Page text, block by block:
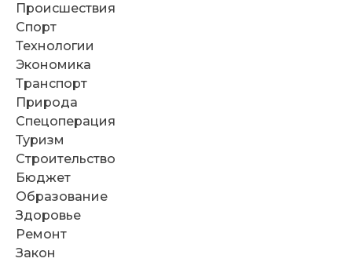
Происшествия
Спорт
Технологии
Экономика
Транспорт
Природа
Спецоперация
Туризм
Строительство
Бюджет
Образование
Здоровье
Ремонт
Закон